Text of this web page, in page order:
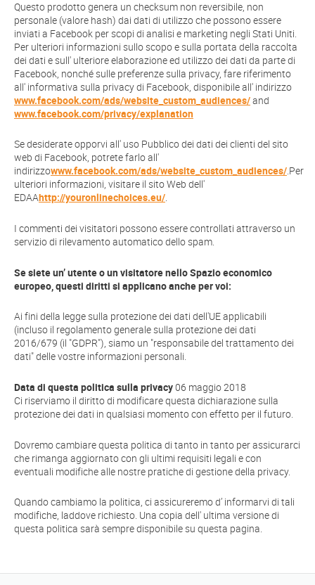
Questo prodotto genera un checksum non reversibile, non
personale (valore hash) dai dati di utilizzo che possono essere
inviati a Facebook per scopi di analisi e marketing negli Stati Uniti.
Per ulteriori informazioni sullo scopo e sulla portata della raccolta
dei dati e sull' ulteriore elaborazione ed utilizzo dei dati da parte di
Facebook, nonché sulle preferenze sulla privacy, fare riferimento
all' informativa sulla privacy di Facebook, disponibile all' indirizzo
www.facebook.com/ads/website_custom_audiences/and
www.facebook.com/privacy/explanation
Se desiderate opporvi all' uso Pubblico dei dati dei clienti del sito
web di Facebook, potrete farlo all'
indirizzowww.facebook.com/ads/website_custom_audiences/.Per
ulteriori informazioni, visitare il sito Web dell'
EDAAhttp://youronlinechoices.eu/.
I commenti dei visitatori possono essere controllati attraverso un
servizio di rilevamento automatico dello spam.
Se siete un’ utente o un visitatore nello Spazio economico
europeo, questi diritti si applicano anche per voi:
Ai fini della legge sulla protezione dei dati dell'UE applicabili
(incluso il regolamento generale sulla protezione dei dati
2016/679 (il "GDPR"), siamo un "responsabile del trattamento dei
dati" delle vostre informazioni personali.
Data di questa politica sulla privacy06 maggio 2018
Ci riserviamo il diritto di modificare questa dichiarazione sulla
protezione dei dati in qualsiasi momento con effetto per il futuro.
Dovremo cambiare questa politica di tanto in tanto per assicurarci
che rimanga aggiornato con gli ultimi requisiti legali e con
eventuali modifiche alle nostre pratiche di gestione della privacy.
Quando cambiamo la politica, ci assicureremo d’ informarvi di tali
modifiche, laddove richiesto. Una copia dell' ultima versione di
questa politica sarà sempre disponibile su questa pagina.